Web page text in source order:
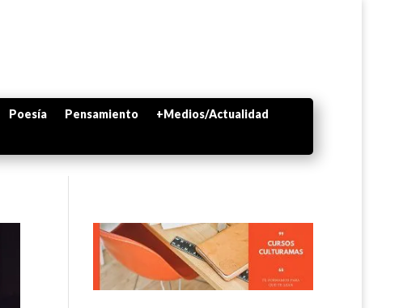
Poesía Pensamiento
+Medios/Actualidad